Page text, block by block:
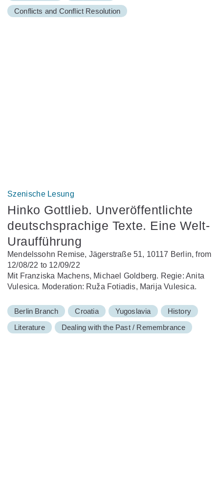
Conflicts and Conflict Resolution
Szenische Lesung
Hinko Gottlieb. Unveröffentlichte
deutschsprachige Texte. Eine Welt-
Uraufführung
Mendelssohn Remise, Jägerstraße 51, 10117 Berlin, from
12/08/22 to 12/09/22
Mit Franziska Machens, Michael Goldberg. Regie: Anita
Vulesica. Moderation: Ruža Fotiadis, Marija Vulesica.
Berlin Branch Croatia Yugoslavia
History
Literature
Dealing with the Past / Remembrance